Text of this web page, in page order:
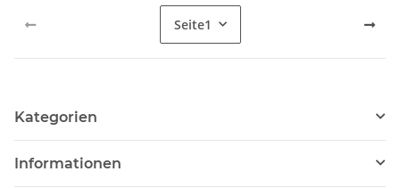
Seite1
Kategorien
Informationen